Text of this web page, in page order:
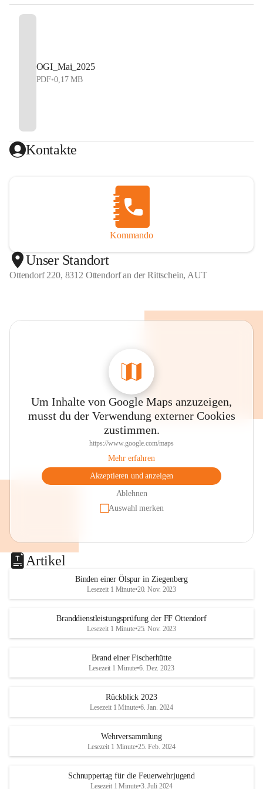
OGI_Mai_2025
PDF•0,17 MB
Kontakte
Kommando
Unser Standort
Ottendorf 220, 8312 Ottendorf an der Rittschein, AUT
Um Inhalte von Google Maps anzuzeigen,
musst du der Verwendung externer Cookies
zustimmen.
https://www.google.com/maps
Mehr erfahren
Akzeptieren und anzeigen
Ablehnen
Auswahl merken
Artikel
Binden einer Ölspur in Ziegenberg
Lesezeit 1 Minute•20. Nov. 2023
Branddienstleistungsprüfung der FF Ottendorf
Lesezeit 1 Minute•25. Nov. 2023
Brand einer Fischerhütte
Lesezeit 1 Minute•6. Dez. 2023
Rückblick 2023
Lesezeit 1 Minute•6. Jan. 2024
Wehrversammlung
Lesezeit 1 Minute•25. Feb. 2024
Schnuppertag für die Feuerwehrjugend
Lesezeit 1 Minute•3. Juli 2024